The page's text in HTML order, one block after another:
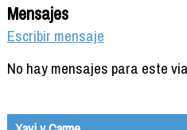
Mensajes
Escribir mensaje
No hay mensajes para este